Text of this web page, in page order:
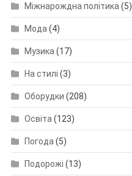
Міжнарождна політика(5)
Мода(4)
Музика(17)
На стилі (3)
Оборудки (208)
Освіта(123)
Погода(5)
Подорожі (13)